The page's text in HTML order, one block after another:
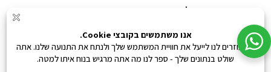
עיצוב דירות למכירה:
קנייה מאובטחת